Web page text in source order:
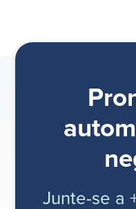
Junte-se a